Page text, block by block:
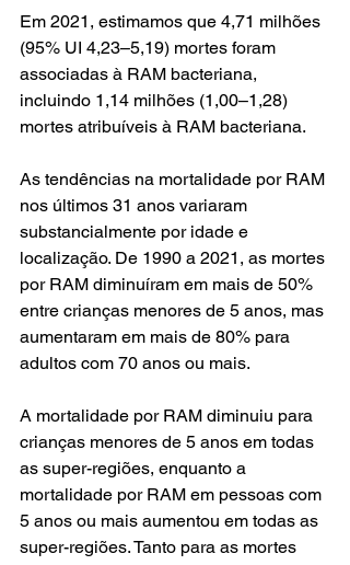
Em 2021, estimamos que 4,71 milhões
(95% UI 4,23–5,19) mortes foram
associadas à RAM bacteriana,
incluindo 1,14 milhões (1,00–1,28)
mortes atribuíveis à RAM bacteriana.
As tendências na mortalidade por RAM
nos últimos 31 anos variaram
substancialmente por idade e
localização. De 1990 a 2021, as mortes
por RAM diminuíram em mais de 50%
entre crianças menores de 5 anos, mas
aumentaram em mais de 80% para
adultos com 70 anos ou mais.
A mortalidade por RAM diminuiu para
crianças menores de 5 anos em todas
as super-regiões, enquanto a
mortalidade por RAM em pessoas com
5 anos ou mais aumentou em todas as
super-regiões. Tanto para as mortes